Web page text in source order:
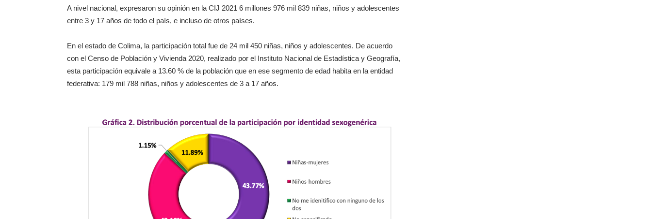
A nivel nacional, expresaron su opinión en la CIJ 2021 6 millones 976 mil 839 niñas, niños y adolescentes
entre 3 y 17 años de todo el país, e incluso de otros países.
En el estado de Colima, la participación total fue de 24 mil 450 niñas, niños y adolescentes. De acuerdo
con el Censo de Población y Vivienda 2020, realizado por el Instituto Nacional de Estadística y Geografía,
esta participación equivale a 13.60 % de la población que en ese segmento de edad habita en la entidad
federativa: 179 mil 788 niñas, niños y adolescentes de 3 a 17 años.